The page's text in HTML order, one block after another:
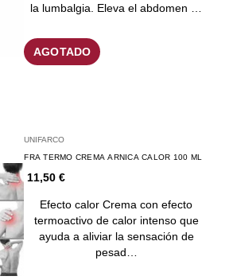
la lumbalgia. Eleva el abdomen …
AGOTADO
UNIFARCO
FRA TERMO CREMA ARNICA CALOR 100 ML
11,50 €
Efecto calor Crema con efecto
termoactivo de calor intenso que
ayuda a aliviar la sensación de
pesad…